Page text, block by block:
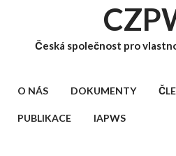
Česká společnost pro
O NÁS DOKUMENTY
PUBLIKACE IAPWS